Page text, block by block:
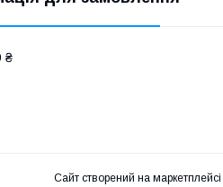
₴
Сайт створений на маркетплейсі